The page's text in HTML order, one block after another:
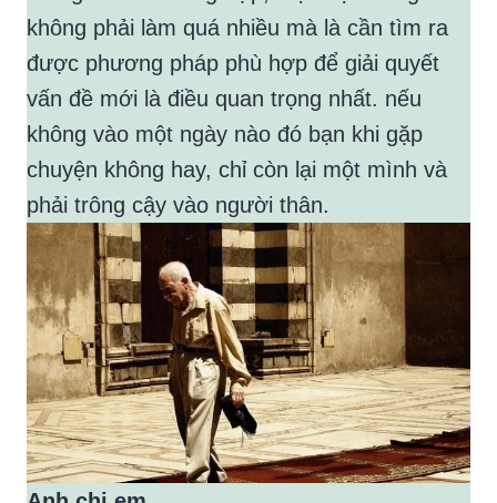
không phải làm quá nhiều mà là cần tìm ra
được phương pháp phù hợp để giải quyết
vấn đề mới là điều quan trọng nhất. nếu
không vào một ngày nào đó bạn khi gặp
chuyện không hay, chỉ còn lại một mình và
phải trông cậy vào người thân.